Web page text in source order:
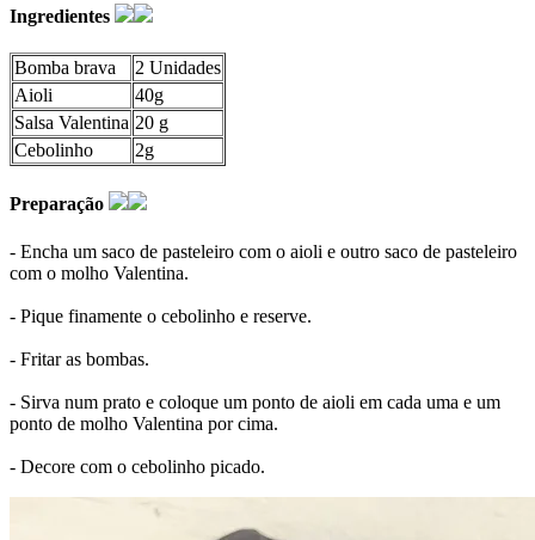
Ingredientes
Bomba brava
2 Unidades
Aioli
40g
Salsa Valentina 20 g
Cebolinho
2g
Preparação
- Encha um saco de pasteleiro com o aioli e outro saco de pasteleiro
com o molho Valentina.
- Pique finamente o cebolinho e reserve.
- Fritar as bombas.
- Sirva num prato e coloque um ponto de aioli em cada uma e um
ponto de molho Valentina por cima.
- Decore com o cebolinho picado.